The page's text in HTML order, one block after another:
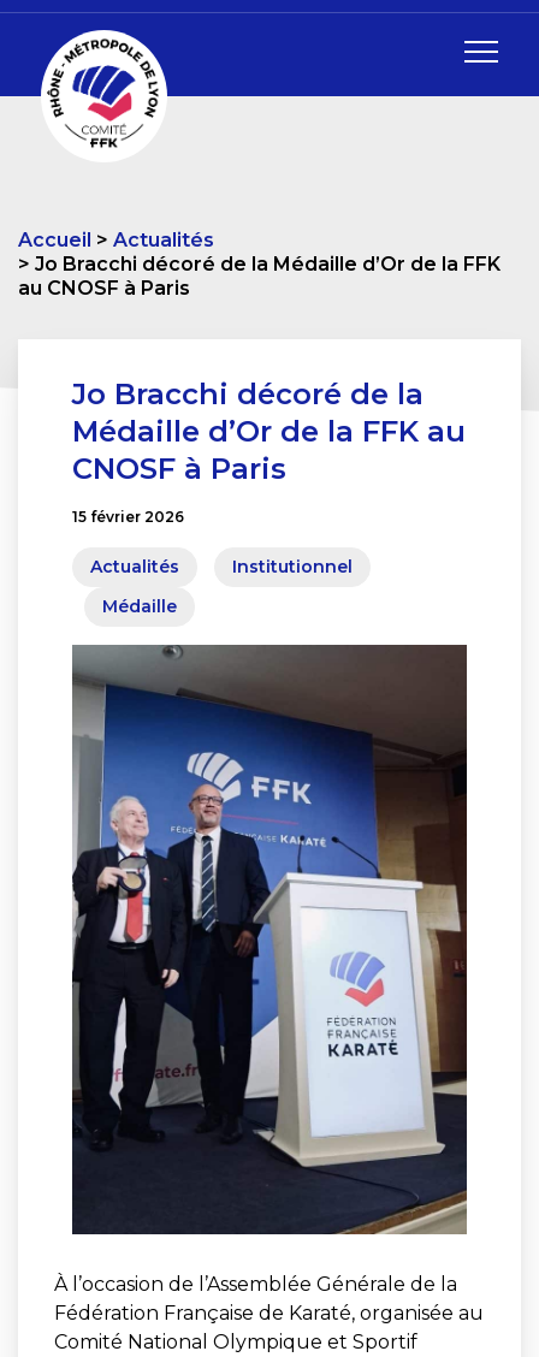
Accueil
Actualités
Jo Bracchi décoré de la Médaille d’Or de la FFK
au CNOSF à Paris
Jo Bracchi décoré de la
Médaille d’Or de la FFK au
CNOSF à Paris
15 février 2026
Actualités
Institutionnel
Médaille
À l’occasion de l’Assemblée Générale de la
Fédération Française de Karaté, organisée au
Comité National Olympique et Sportif